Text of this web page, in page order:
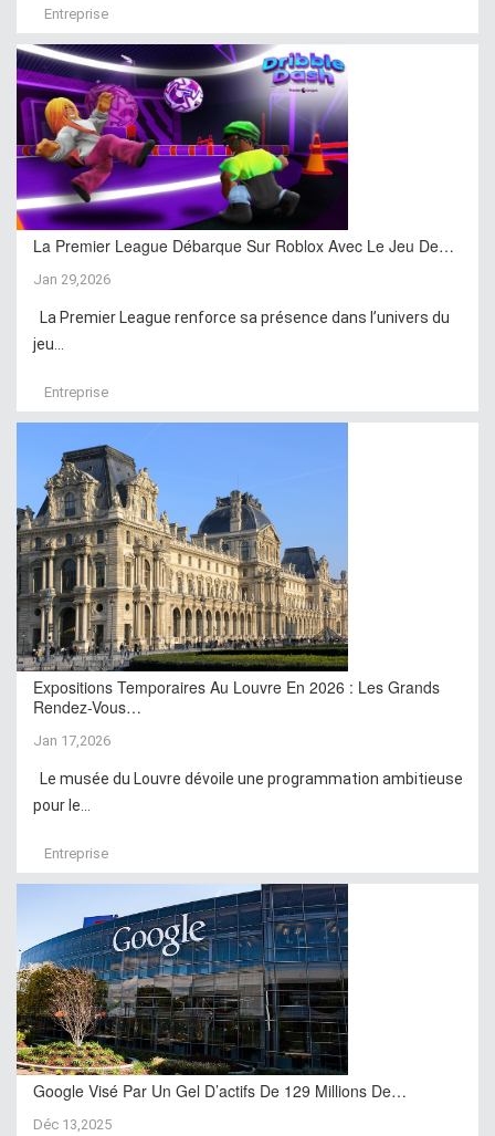
Entreprise
La Premier League Débarque Sur Roblox Avec Le Jeu De…
Jan 29,2026
La Premier League renforce sa présence dans l’univers du
jeu...
Entreprise
Expositions Temporaires Au Louvre En 2026 : Les Grands
Rendez-Vous…
Jan 17,2026
Le musée du Louvre dévoile une programmation ambitieuse
pour le...
Entreprise
Google Visé Par Un Gel D’actifs De 129 Millions De…
Déc 13,2025